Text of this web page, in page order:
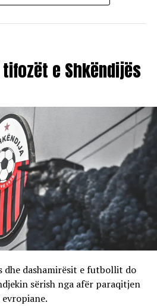
e Shkëndijës
dhe dashamirësit e futbollit do
sërish nga afër paraqitjen
evropiane.